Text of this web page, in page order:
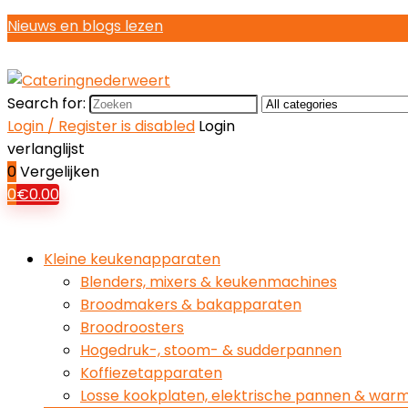
Nieuws en blogs lezen
Search for:
Login / Register is disabled Login
verlanglijst
0Vergelijken
0€0.00
Kleine keukenapparaten
Blenders, mixers & keukenmachines
Broodmakers & bakapparaten
Broodroosters
Hogedruk-, stoom- & sudderpannen
Koffiezetapparaten
Losse kookplaten, elektrische pannen &